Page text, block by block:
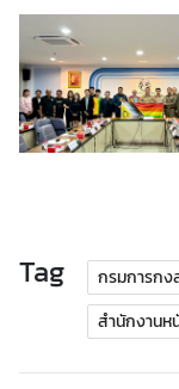
า
ม
-
ต
อ
บ
บ
บ
ร์
Tag กรมการกง
สำนักงานห